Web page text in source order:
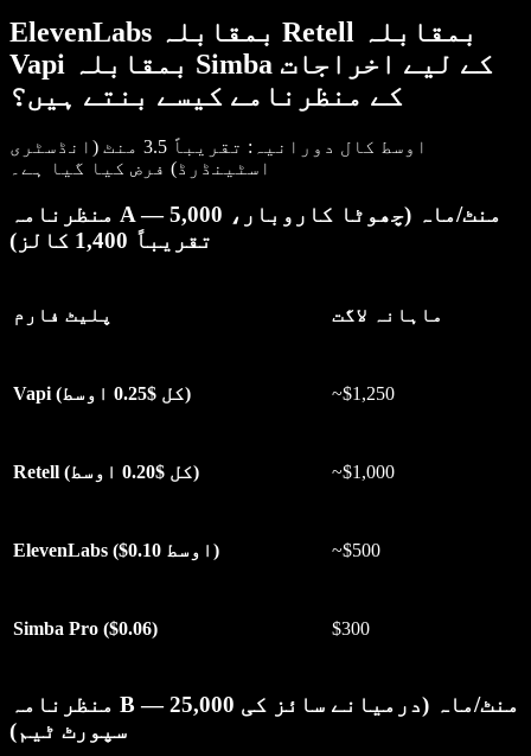
ElevenLabs بمقابلہ Retell بمقابلہ
Vapi بمقابلہ Simba کے لیے اخراجات
کے منظرنامے کیسے بنتے ہیں؟
اوسط کال دورانیہ: تقریباً 3.5 منٹ (انڈسٹری
اسٹینڈرڈ) فرض کیا گیا ہے۔
منظرنامہ A — 5,000 منٹ/ماہ (چھوٹا کاروبار،
تقریباً 1,400 کالز)
پلیٹ فارم ماہانہ لاگت
Vapi (کل $0.25 اوسط) ~$1,250
Retell (کل $0.20 اوسط) ~$1,000
ElevenLabs ($0.10 اوسط) ~$500
Simba Pro ($0.06) $300
منظرنامہ B — 25,000 منٹ/ماہ (درمیانے سائز کی
سپورٹ ٹیم)